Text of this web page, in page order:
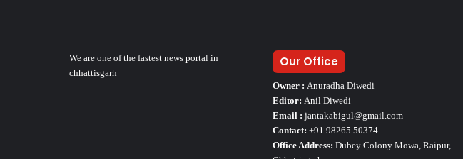
We are one of the fastest news portal in
chhattisgarh
Our Office
Owner : Anuradha Diwedi
Editor: Anil Diwedi
Email : jantakabigul@gmail.com
Contact: +91 98265 50374
Office Address: Dubey Colony Mowa, Raipur,